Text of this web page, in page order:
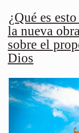
¿Qué es
la nueva
sobre el
Dios